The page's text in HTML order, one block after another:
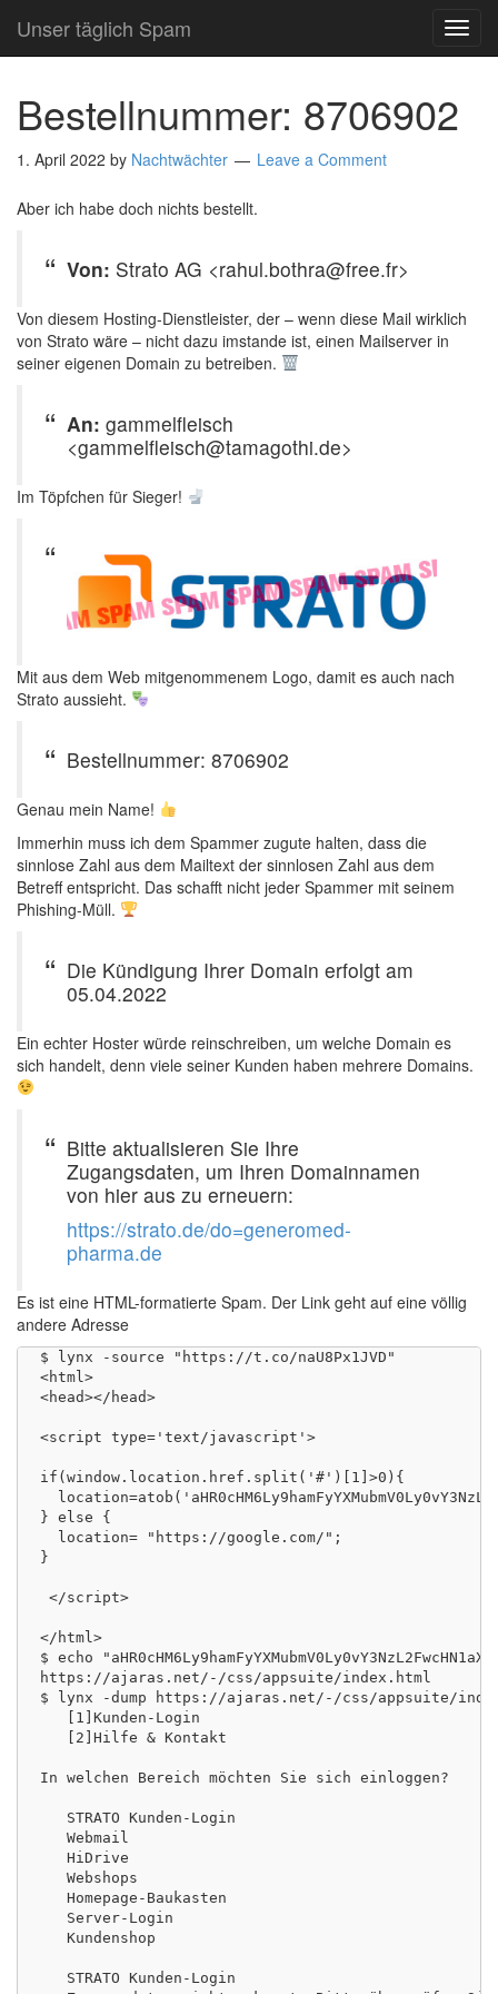
Unser täglich Spam
Bestellnummer: 8706902
1. April 2022 by Nachtwächter Leave a Comment
Aber ich habe doch nichts bestellt.
Von: Strato AG <rahul.bothra@free.fr>
Von diesem Hosting-Dienstleister, der – wenn diese Mail wirklich
von Strato wäre – nicht dazu imstande ist, einen Mailserver in
seiner eigenen Domain zu betreiben.
An: gammelfleisch
<gammelfleisch@tamagothi.de>
Im Töpfchen für Sieger!
Mit aus dem Web mitgenommenem Logo, damit es auch nach
Strato aussieht.
Bestellnummer: 8706902
Genau mein Name!
Immerhin muss ich dem Spammer zugute halten, dass die
sinnlose Zahl aus dem Mailtext der sinnlosen Zahl aus dem
Betreff entspricht. Das schafft nicht jeder Spammer mit seinem
Phishing-Müll.
Die Kündigung Ihrer Domain erfolgt am
05.04.2022
Ein echter Hoster würde reinschreiben, um welche Domain es
sich handelt, denn viele seiner Kunden haben mehrere Domains.
Bitte aktualisieren Sie Ihre
Zugangsdaten, um Ihren Domainnamen
von hier aus zu erneuern:
https://strato.de/do=generomed-
pharma.de
Es ist eine HTML-formatierte Spam. Der Link geht auf eine völlig
andere Adresse
$ lynx -source "https://t.co/naU8Px1JVD"
<html>
<head></head>
<script type='text/javascript'>
if(window.location.href.split('#')[1]>0){
} else {
  location= "https://google.com/";
}
</script>
</html>
$ echo
https://ajaras.net/-/css/appsuite/index.html
$ lynx -dump https://ajaras.net/-/css/appsuite/
   [1]Kunden-Login
   [2]Hilfe & Kontakt
In welchen Bereich möchten Sie sich einloggen?
   STRATO Kunden-Login
   Webmail
   HiDrive
   Webshops
   Homepage-Baukasten
   Server-Login
   Kundenshop
   STRATO Kunden-Login